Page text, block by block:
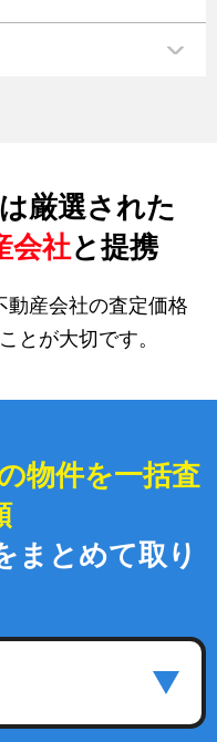
厳選された
会社と提携
動産会社の査定価格
とが大切です。
物件を一括査
まとめて取り